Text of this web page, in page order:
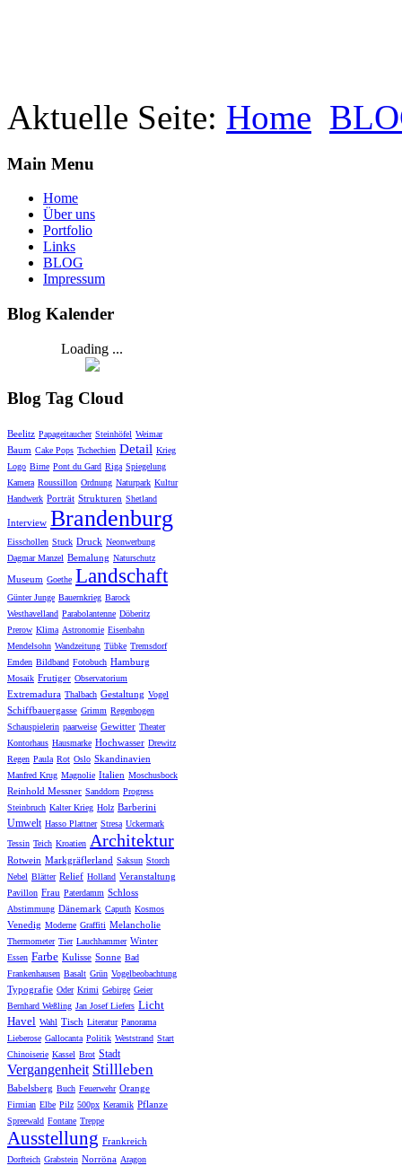
Aktuelle Seite: Home
Main Menu
Home
Über uns
Portfolio
Links
BLOG
Impressum
Blog Kalender
Loading ...
Blog Tag Cloud
Beelitz Papageitaucher Steinhöfel Weimar
Baum Cake Pops Tschechien Detail Krieg
Logo Birne Pont du Gard Riga Spiegelung
Kamera Roussillon Ordnung Naturpark Kultur
Handwerk Porträt Strukturen Shetland
Interview Brandenburg
Eisschollen Stuck Druck Neonwerbung
Dagmar Manzel Bemalung Naturschutz
Museum Goethe Landschaft
Günter Junge Bauernkrieg Barock
Westhavelland Parabolantenne Döberitz
Prerow Klima Astronomie Eisenbahn
Mendelsohn Wandzeitung Tübke Tremsdorf
Emden Bildband Fotobuch Hamburg
Mosaik Frutiger Observatorium
Extremadura Thalbach Gestaltung Vogel
Schiffbauergasse Grimm Regenbogen
Schauspielerin paarweise Gewitter Theater
Kontorhaus Hausmarke Hochwasser Drewitz
Regen Paula Rot Oslo Skandinavien
Manfred Krug Magnolie Italien Moschusbock
Reinhold Messner Sanddorn Progress
Steinbruch Kalter Krieg Holz Barberini
Umwelt Hasso Plattner Stresa Uckermark
Tessin Teich Kroatien Architektur
Rotwein Markgräflerland Saksun Storch
Nebel Blätter Relief Holland Veranstaltung
Pavillon Frau Paterdamm Schloss
Abstimmung Dänemark Caputh Kosmos
Venedig Moderne Graffiti Melancholie
Thermometer Tier Lauchhammer Winter
Essen Farbe Kulisse Sonne Bad
Frankenhausen Basalt Grün Vogelbeobachtung
Typografie Oder Krimi Gebirge Geier
Bernhard Weßling Jan Josef Liefers Licht
Havel Wahl Tisch Literatur Panorama
Lieberose Gallocanta Politik Weststrand Start
Chinoiserie Kassel Brot Stadt
Vergangenheit Stillleben
Babelsberg Buch Feuerwehr Orange
Firmian Elbe Pilz 500px Keramik Pflanze
Spreewald Fontane Treppe
Ausstellung Frankreich
Dorfteich Grabstein Norröna Aragon